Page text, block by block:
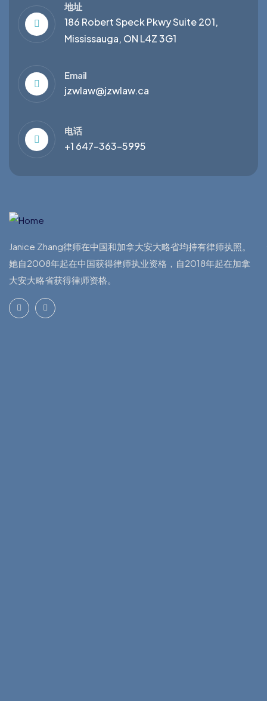
地址
186 Robert Speck Pkwy Suite 201,
Mississauga, ON L4Z 3G1
Email
jzwlaw@jzwlaw.ca
电话
+1 647-363-5995
Janice Zhang律师在中国和加拿大安大略省均持有律师执照。
她自2008年起在中国获得律师执业资格，自2018年起在加拿
大安大略省获得律师资格。